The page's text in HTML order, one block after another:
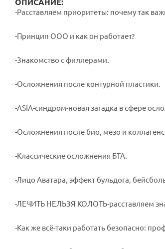
ОПИСАНИЕ:
-Расставляем приоритеты: почему так
-Принцип ООО и как он работает?
-Знакомство с филлерами.
-Осложнения после контурной пластики.
-⁠ASIA-синдром-новая загадка в сфере
-Осложнения после био, мезо и
-Классические осложнения БТА.
-Лицо Аватара, эффект бульдога,
-ЛЕЧИТЬ НЕЛЬЗЯ КОЛОТЬ-расставляем
-Как же всё-таки работать безопасно: